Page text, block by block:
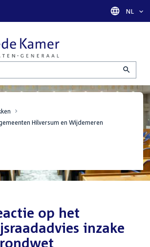
Taal
NL
Hilversum en Wijdemeren
op het
inzake